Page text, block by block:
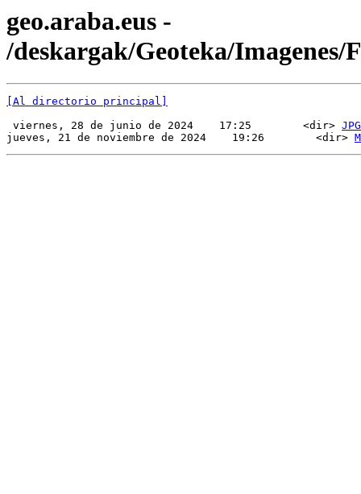
geo.araba.eus -
/deskargak/Geoteka/Imagenes/
[Al directorio principal]
viernes, 28 de junio de 2024    17:25        <dir> JPG
jueves, 21 de noviembre de 2024    19:26        <dir>